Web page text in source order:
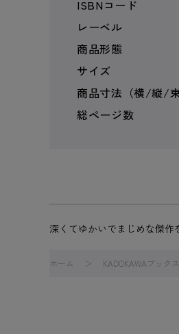
ISBNコード
レーベル
商品形態
サイズ
商品寸法（横/縦/束
総ページ数
深くてゆかいでまじめな傑作
ホーム KADOKAWAブック